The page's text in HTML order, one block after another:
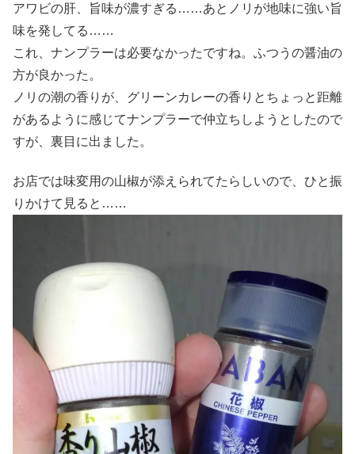
アワビの肝、旨味が濃すぎる……あとノリが地味に強い旨
味を発してる……
これ、ナンプラーは必要なかったですね。ふつうの醤油の
方が良かった。
ノリの潮の香りが、グリーンカレーの香りとちょっと距離
があるように感じてナンプラーで仲立ちしようとしたので
すが、裏目に出ました。
お店では味変用の山椒が添えられてたらしいので、ひと振
りかけて見ると……